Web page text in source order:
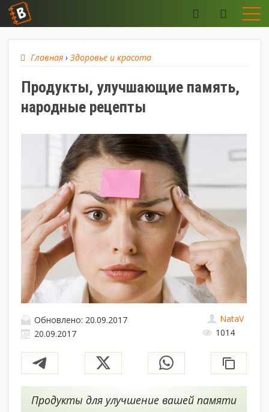
Главная ›Здоровье и красота
Продукты, улучшающие память,
народные рецепты
NataV
Обновлено: 20.09.2017
20.09.2017
1014
Продукты для улучшение вашей памяти